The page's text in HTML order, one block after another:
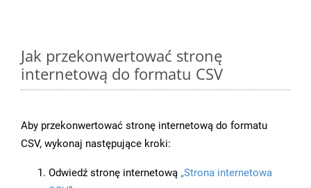
Jak przekonwertować stronę
internetową do formatu CSV
Aby przekonwertować stronę internetową do formatu
CSV, wykonaj następujące kroki:
Odwiedź stronę internetową „Strona internetowa